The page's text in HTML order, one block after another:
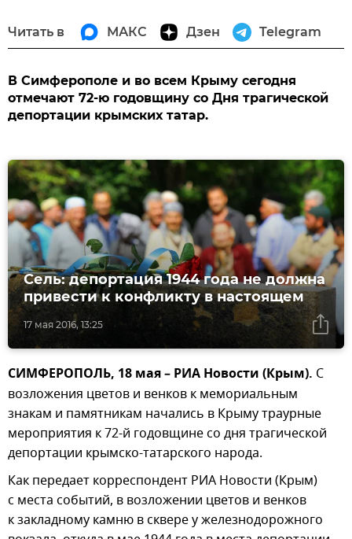
Читать в МАКС Дзен Telegram
В Симферополе и во всем Крыму сегодня
отмечают 72-ю годовщину со Дня трагической
депортации крымских татар.
17 мая 2016, 13:25
Сель: депортация 1944 года не должна
привести к конфликту в настоящем
СИМФЕРОПОЛЬ, 18 мая – РИА Новости (Крым). С
возложения цветов и венков к мемориальным
знакам и памятникам начались в Крыму траурные
мероприятия к 72-й годовщине со дня трагической
депортации крымско-татарского народа.
Как передает корреспондент РИА Новости (Крым)
с места событий, в возложении цветов и венков
к закладному камню в сквере у железнодорожного